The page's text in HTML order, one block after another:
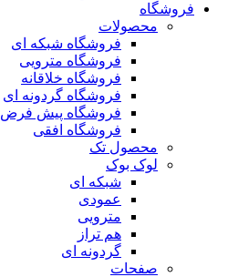
فروشگاه
محصولات
فروشگاه شبکه ای
فروشگاه مترویی
فروشگاه خلاقانه
فروشگاه گردونه ای
فروشگاه پیش فرض
فروشگاه افقی
محصول تک
لوک بوک
شبکه ای
عمودی
مترویی
هم تراز
گردونه ای
صفحات